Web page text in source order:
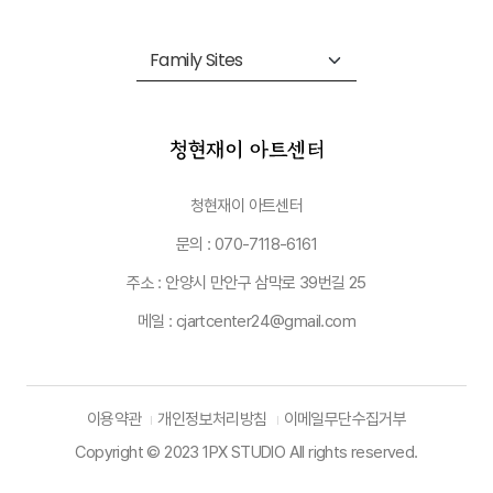
청현재이 아트센터
문의 : 070-7118-6161
주소 : 안양시 만안구 삼막로 39번길 25
메일 : cjartcenter24@gmail.com
이용약관 개인정보처리방침
이메일무단수집거부
Copyright © 2023 1PX STUDIO All rights reserved.